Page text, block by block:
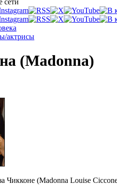
актрисы
(Madonna)
Чикконе (Madonna Louise